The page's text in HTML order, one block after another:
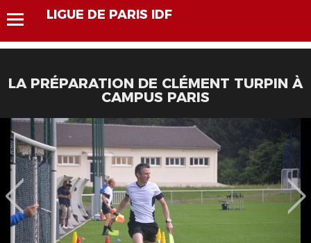
LIGUE DE PARIS IDF
LA PRÉPARATION DE CLÉMENT TURPIN À
CAMPUS PARIS